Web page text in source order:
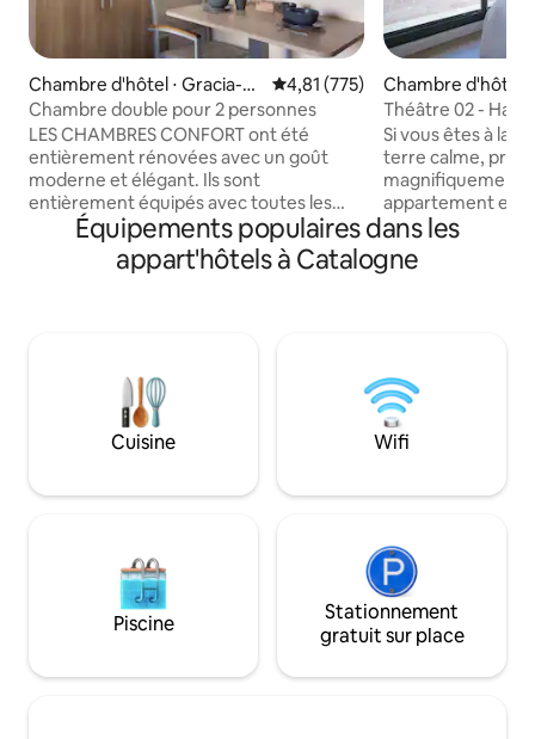
Chambre d'hôtel ⋅ Gracia-Ba
rcelona
Évaluation moyenne sur la
4,81 (775)
Chambre double pour 2 personnes
LES CHAMBRES CONFORT ont été
entièrement rénovées avec un goût
moderne et élégant. Ils sont
entièrement équipés avec toutes les
commodités nécessaires pour être
fonctionnels. Nous avons évité
l'utilisation de tapis ajustés pour un
kitchenette et d'un petit réfrigérateur
qui vous permet de cuisiner et donc
d'être autonome. Leur capacité est de 2
adultes et dans certains d'entre eux, il
supplémentaire pour un enfant/adulte
complète. La taille totale de la salle est
d'environ 20 mètres carrés.
Chambre d'hôtel
de Llobregat
Théâtre 02 -
Si vous êtes à la
terre calme,
magnifiquement
appartement est
judicieux que
les qualités rares
apprécient le plus
Collblanc est un
charme paisible
vous permettant
relié au reste de
Équipements populaires dans les
appart'hôtels à Catalogne
Cuisine Wifi
Piscine
Stationnement
gratuit sur place